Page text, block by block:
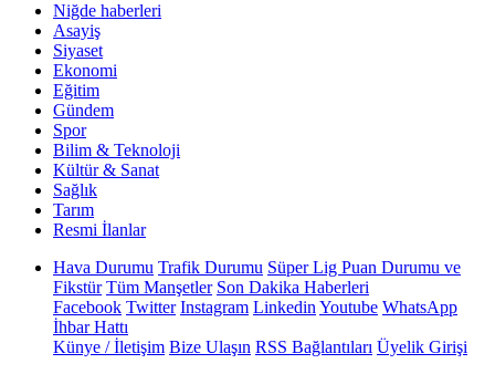
Niğde haberleri
Asayiş
Siyaset
Ekonomi
Eğitim
Gündem
Spor
Bilim & Teknoloji
Kültür & Sanat
Sağlık
Tarım
Resmi İlanlar
Hava Durumu Trafik Durumu Süper Lig Puan Durumu ve
Fikstür Tüm Manşetler Son Dakika Haberleri
Facebook Twitter Instagram Linkedin Youtube WhatsApp
İhbar Hattı
Künye / İletişim Bize Ulaşın RSS Bağlantıları Üyelik Girişi